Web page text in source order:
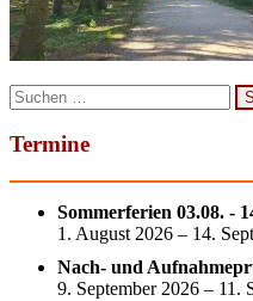
Suchen
nach:
Termine
Sommerferien 03.08. -
1. August 2026 – 14.
Nach- und
9. September 2026 – 11.